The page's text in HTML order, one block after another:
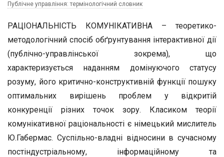
Публічне управління: термінологічний словник
РАЦІОНАЛЬНІСТЬ КОМУНІКАТИВНА – теоретико-
методологічний спосіб обґрунтування інтерактивної дії
(публічно-управлінської зокрема), що
характеризується наданням домінуючого статусу
розуму, його критично-конструктивній функції пошуку
оптимальних вирішень проблем у відкритій
конкуренції різних точок зору. Класиком теорії
комунікативної раціональності є німецький мислитель
Ю.Габермас. Суспільно-владні відносини в сучасному
постіндустріальному, інформаційному та